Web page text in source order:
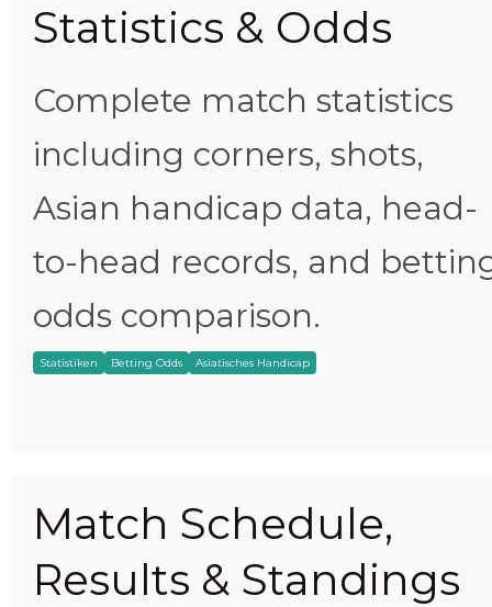
Statistics & Odds
Complete match statistics
including corners, shots,
Asian handicap data, head-
to-head records, and
odds comparison.
Statistiken Betting Odds Asiatisches Handicap
Match Schedule,
Results & Standings